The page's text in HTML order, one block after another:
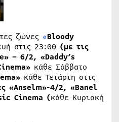
ζώνες «Bloody
στις 23:00 (με τις
– 6/2, «Daddy’s
» κάθε Σάββατο
» κάθε Τετάρτη στις
«Anselm»-4/2, «Banel
Cinema (κάθε Κυριακή